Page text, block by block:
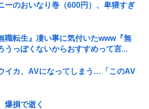
ーのおいなり巻（600円）、卑猥すぎ
職転生』凄い事に気付いたwww『無
うっぽくないからおすすめって言...
イカ、AVになってしまう…「このAV
損で逝く